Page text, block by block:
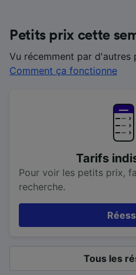
Petits prix cette
Vu récemment par d'autres
Comment ça fonctionne
Tarifs
Pour voir les petits prix,
recherche.
Tous les